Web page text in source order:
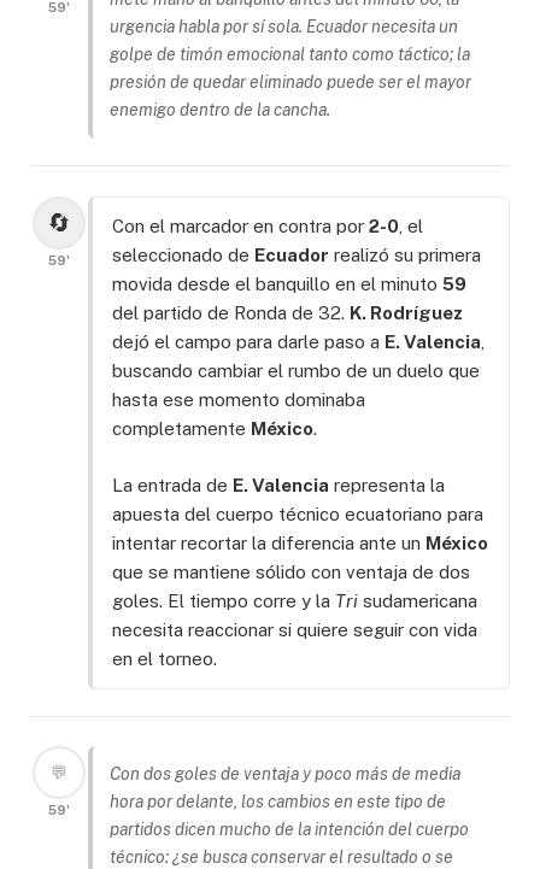
59'
urgencia habla por sí sola. Ecuador necesita un
golpe de timón emocional tanto como táctico; la
presión de quedar eliminado puede ser el mayor
enemigo dentro de la cancha.
🔄
59'
Con el marcador en contra por 2-0 , el
seleccionado de Ecuador realizó su primera
movida desde el banquillo en el minuto 59
del partido de Ronda de 32. K. Rodríguez
dejó el campo para darle paso a E. Valencia
buscando cambiar el rumbo de un duelo que
hasta ese momento dominaba
completamente México.
La entrada de E. Valencia representa la
apuesta del cuerpo técnico ecuatoriano para
intentar recortar la diferencia ante un México
que se mantiene sólido con ventaja de dos
goles. El tiempo corre y la Tri sudamericana
necesita reaccionar si quiere seguir con vida
en el torneo.
💬
59'
Con dos goles de ventaja y poco más de media
hora por delante, los cambios en este tipo de
partidos dicen mucho de la intención del cuerpo
técnico: ¿se busca conservar el resultado o se